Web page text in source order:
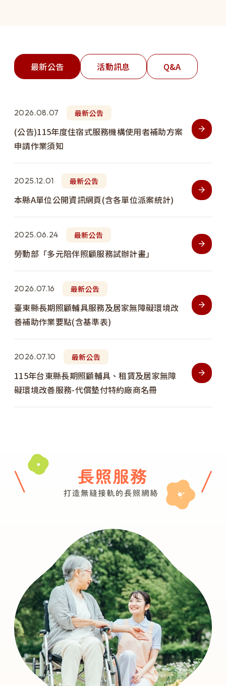
最新公告 活動訊息 Q&A
2026.08.07 最新公告
(公告)115年度住宿式服務機構使用者補助方案
申請作業須知
2025.12.01 最新公告
本縣A單位公開資訊網頁(含各單位派案統計)
2025.06.24 最新公告
勞動部「多元陪伴照顧服務試辦計畫」
2026.07.16 最新公告
臺東縣長期照顧輔具服務及居家無障礙環境改
善補助作業要點(含基準表)
2026.07.10 最新公告
115年台東縣長期照顧輔具、租賃及居家無障
礙環境改善服務-代償墊付特約廠商名冊